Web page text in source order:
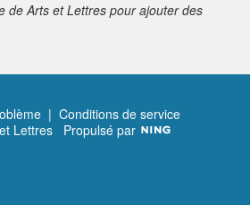
de Arts et Lettres pour ajouter des
| Conditions de service
Lettres Propulsé par